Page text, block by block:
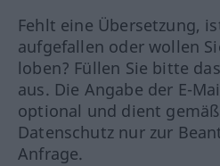
Fehlt eine Übersetzung,
aufgefallen oder wollen
loben? Füllen Sie bitte
aus. Die Angabe der E-
optional und dient
Datenschutz nur zur
Anfrage.